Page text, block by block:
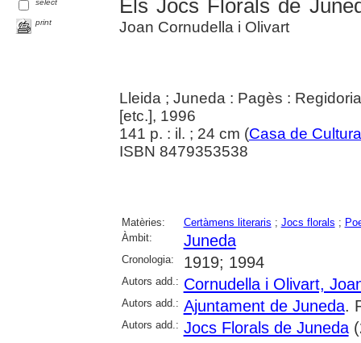
select
print
Els Jocs Florals de
Joan Cornudella i Olivart
Lleida ; Juneda : Pagès :
[etc.], 1996
141 p. : il. ; 24 cm (Casa de Cultura
ISBN 8479353538
Matèries: Certàmens literaris ; Jocs florals ;
Àmbit:
Juneda
Cronologia: 1919; 1994
Autors add.: Cornudella i Olivart,
Autors add.: Ajuntament de Juneda.
Autors add.: Jocs Florals de Juneda